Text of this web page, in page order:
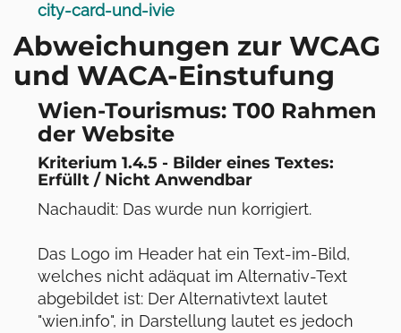
city-card-und-ivie
Abweichungen zur WCAG
und WACA-Einstufung
Wien-Tourismus: T00 Rahmen
der Website
Kriterium 1.4.5 - Bilder eines Textes:
Erfüllt / Nicht Anwendbar
Nachaudit: Das wurde nun korrigiert.
Das Logo im Header hat ein Text-im-Bild,
welches nicht adäquat im Alternativ-Text
abgebildet ist: Der Alternativtext lautet
"wien.info", in Darstellung lautet es jedoch